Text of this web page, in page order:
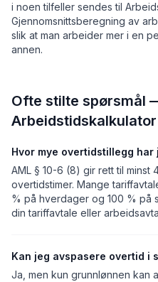
i noen tilfeller sendes til
Gjennomsnittsberegning av
slik at man arbeider mer i en
annen.
Ofte stilte spørsmål
Hvor mye overtidstillegg har
AML § 10-6 (8) gir rett til minst
overtidstimer. Mange
% på hverdager og 100 % på
din tariffavtale eller
Kan jeg avspasere overtid i
Ja, men kun grunnlønnen kan